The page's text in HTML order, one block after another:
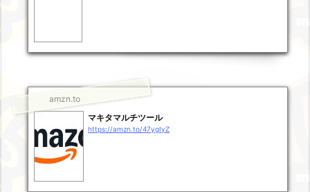
amzn.to
マキタマルチツール
https://amzn.to/47ygIyZ